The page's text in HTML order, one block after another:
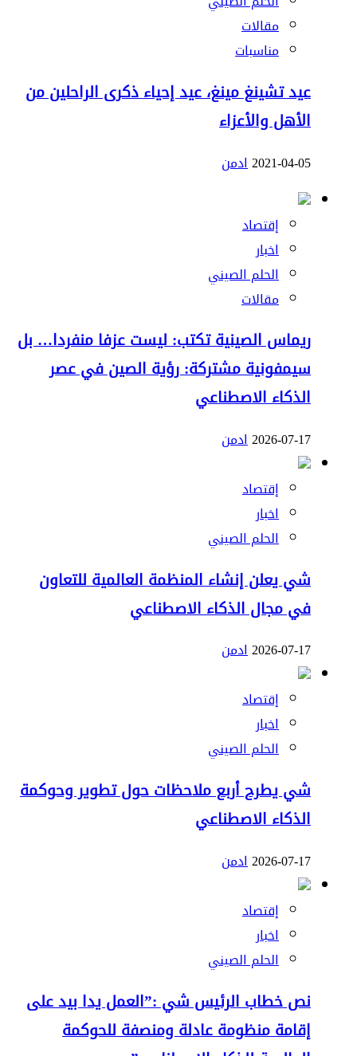
مقالات
مناسبات
عيد تشينغ مينغ، عيد إحياء ذكرى الراحلين من
الأهل والأعزاء
2021-04-05ادمن
إقتصاد
اخبار
الحلم الصيني
مقالات
ريماس الصينية تكتب: ليست عزفا منفردا… بل
سيمفونية مشتركة: رؤية الصين في عصر
الذكاء الاصطناعي
2026-07-17ادمن
إقتصاد
اخبار
الحلم الصيني
شي يعلن إنشاء المنظمة العالمية للتعاون
في مجال الذكاء الاصطناعي
2026-07-17ادمن
إقتصاد
اخبار
الحلم الصيني
شي يطرح أربع ملاحظات حول تطوير وحوكمة
الذكاء الاصطناعي
2026-07-17ادمن
إقتصاد
اخبار
الحلم الصيني
نص خطاب الرئيس شي :”العمل يدا بيد على
إقامة منظومة عادلة ومنصفة للحوكمة